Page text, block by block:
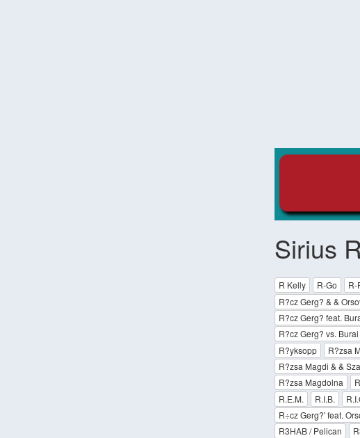
Sirius
R Kelly R-Go R-
R?cz Gerg? & &
R?cz Gerg? feat.
R?cz Gerg? vs.
R?yksopp
R?zsa
R?zsa Magdi & &
R?zsa Magdolna
R.E.M.
R.I.B.
R÷cz Gerg?' feat.
R3HAB / Pelican